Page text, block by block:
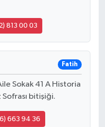
813 00 03
Fatih
Sokak 41 A Historia
Sofrası bitişiği.
663 94 36